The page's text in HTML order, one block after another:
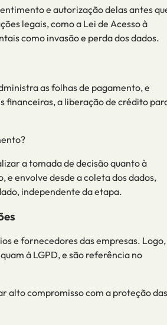
e autorização delasantes
legais, como a Lei de Acesso à
como invasão e perda dos dados.
as folhas de pagamento, e
financeiras,a liberação de crédito
a tomada de decisão quanto à
e envolve desde a coleta dos dados,
independente da etapa.
e fornecedores das empresas. Logo,
à LGPD, e são referência no
alto compromisso com a proteção das